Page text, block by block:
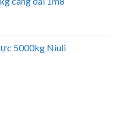
5000kg Niuli